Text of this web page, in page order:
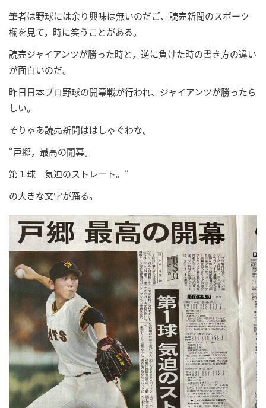
筆者は野球には余り興味は無いのだご、読売新聞のスポーツ
欄を見て，時に笑うことがある。
読売ジャイアンツが勝った時と，逆に負けた時の書き方の違い
が面白いのだ。
昨日日本プロ野球の開幕戦が行われ、ジャイアンツが勝ったら
しい。
そりゃあ読売新聞ははしゃぐわな。
“戸郷，最高の開幕。
第１球 気迫のストレート。”
の大きな文字が踊る。